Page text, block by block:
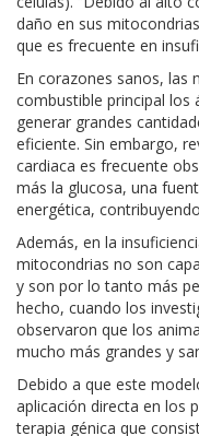
daño en sus
que es frecuente en
En corazones sanos, las
combustible principal los
generar grandes
eficiente. Sin embargo,
cardiaca es frecuente
más la glucosa, una
energética,
Además, en la
mitocondrias no son
y son por lo tanto más
hecho, cuando los
observaron que los
mucho más grandes y
Debido a que este
aplicación directa en los
terapia génica que